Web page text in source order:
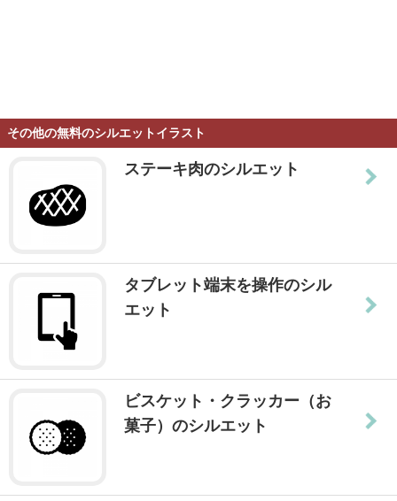
その他の無料のシルエットイラスト
ステーキ肉のシルエット
タブレット端末を操作のシル
エット
ビスケット・クラッカー（お
菓子）のシルエット